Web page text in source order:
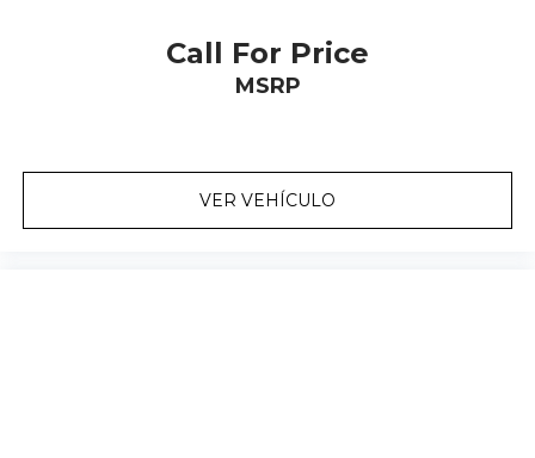
Call For Price
MSRP
VER VEHÍCULO